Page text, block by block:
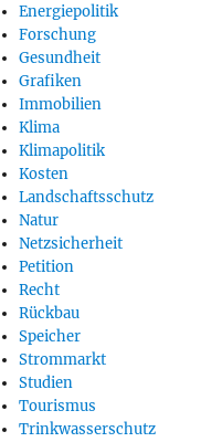
Energiepolitik
Forschung
Gesundheit
Grafiken
Immobilien
Klima
Klimapolitik
Kosten
Landschaftsschutz
Natur
Netzsicherheit
Petition
Recht
Rückbau
Speicher
Strommarkt
Studien
Tourismus
Trinkwasserschutz